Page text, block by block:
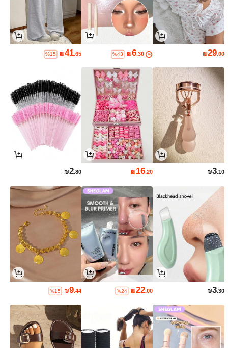
₪29.00
₪6.30
%43
₪41.65
%15
₪3.10
₪16.20
₪2.80
₪3.30
₪22.00
%24
₪9.44
%15